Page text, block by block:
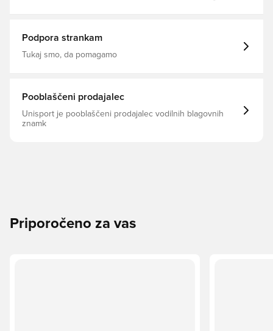
Podpora strankam
Tukaj smo, da pomagamo
Pooblaščeni prodajalec
Unisport je pooblaščeni prodajalec vodilnih blagovnih
znamk
Priporočeno za vas